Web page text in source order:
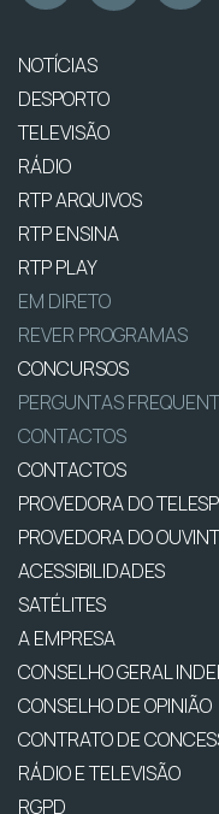
NOTÍCIAS
DESPORTO
TELEVISÃO
RÁDIO
RTP ARQUIVOS
RTP ENSINA
RTP PLAY
EM DIRETO
REVER PROGRAMAS
CONCURSOS
PERGUNTAS
CONTACTOS
CONTACTOS
PROVEDORA DO
PROVEDORA DO
ACESSIBILIDADES
SATÉLITES
A EMPRESA
CONSELHO GERAL
CONSELHO DE OPINIÃO
CONTRATO DE
RÁDIO E TELEVISÃO
RGPD